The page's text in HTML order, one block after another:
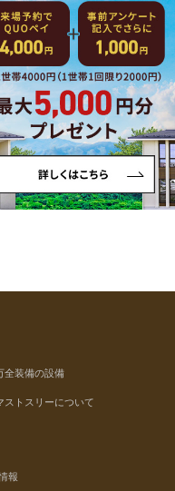
全装備の設備
ストスリーについて
報